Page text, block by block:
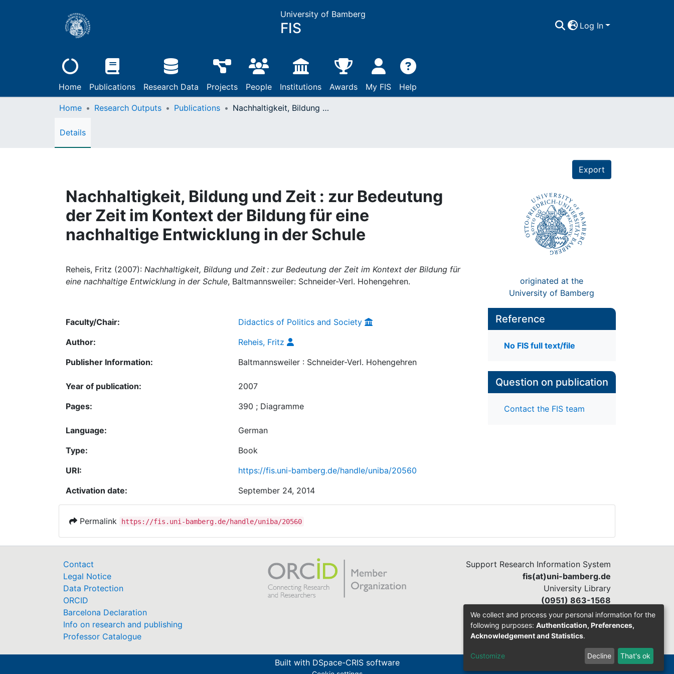
University of Bamberg
FIS Log In
Home Publications Research Data Projects People Institutions Awards My FIS Help
Home Research Outputs Publications Nachhaltigkeit, Bildung und Zeit : zur Bedeutung der Zeit im Kontext der Bildung für eine nachhaltige Entwicklung in der Schule
Details
Export
Nachhaltigkeit, Bildung und Zeit : zur Bedeutung
der Zeit im Kontext der Bildung für eine
nachhaltige Entwicklung in der Schule
Reheis, Fritz (2007): Nachhaltigkeit, Bildung und Zeit : zur Bedeutung der Zeit im Kontext der Bildung für
eine nachhaltige Entwicklung in der Schule, Baltmannsweiler: Schneider-Verl. Hohengehren.
originated at the
University of Bamberg
Faculty/Chair:
Didactics of Politics and Society
Author:
Reheis, Fritz
Publisher Information:
Baltmannsweiler : Schneider-Verl. Hohengehren
Year of publication:
2007
Pages:
390 ; Diagramme
Language:
German
Type:
Book
URI:
https://fis.uni-bamberg.de/handle/uniba/20560
Activation date:
September 24, 2014
Reference
No FIS full text/file
Question on publication
Contact the FIS team
Permalink https://fis.uni-bamberg.de/handle/uniba/20560
Contact
Legal Notice
Data Protection
ORCID
Barcelona Declaration
Info on research and publishing
Professor Catalogue
Support Research Information System
fis(at)uni-bamberg.de
University Library
(0951) 863-1568
Built with DSpace-CRIS software
We collect and process your personal information for the
following purposes: Authentication, Preferences,
Acknowledgement and Statistics.
Customize Decline That's ok